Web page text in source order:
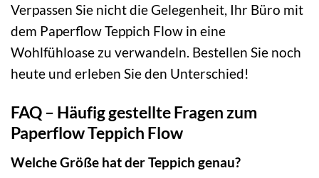
Verpassen Sie nicht die Gelegenheit, Ihr Büro mit
dem Paperflow Teppich Flow in eine
Wohlfühloase zu verwandeln. Bestellen Sie noch
heute und erleben Sie den Unterschied!
FAQ – Häufig gestellte Fragen zum
Paperflow Teppich Flow
Welche Größe hat der Teppich genau?